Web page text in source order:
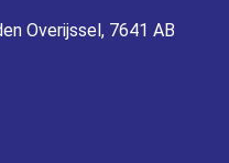
Overijssel, 7641 AB